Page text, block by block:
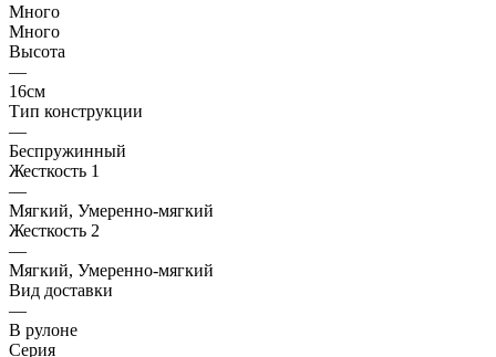
Много
Много
Высота
—
16см
Тип конструкции
—
Беспружинный
Жесткость 1
—
Мягкий, Умеренно-мягкий
Жесткость 2
—
Мягкий, Умеренно-мягкий
Вид доставки
—
В рулоне
Серия